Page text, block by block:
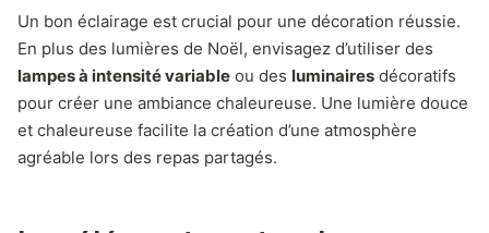
Un bon éclairage est crucial pour une décoration réussie.
En plus des lumières de Noël, envisagez d’utiliser des
lampes à intensité variable ou des luminaires décoratifs
pour créer une ambiance chaleureuse. Une lumière douce
et chaleureuse facilite la création d’une atmosphère
agréable lors des repas partagés.